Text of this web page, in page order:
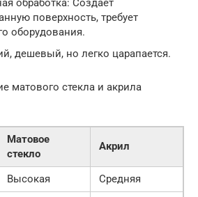
поверхность, требует
оборудования.
дешевый, но легко царапается.
матового стекла и акрила
Матовое
стекло
Акрил
Высокая
Средняя